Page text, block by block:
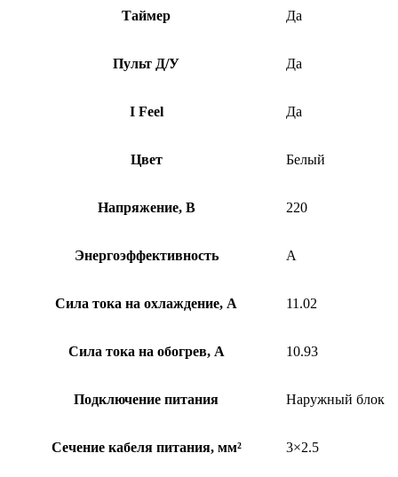
Таймер Да
Пульт Д/У Да
I Feel Да
Цвет Белый
Напряжение, В 220
Энергоэффективность A
Сила тока на охлаждение, А 11.02
Сила тока на обогрев, А 10.93
Подключение питания Наружный блок
Сечение кабеля питания, мм² 3×2.5